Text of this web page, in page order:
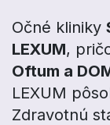
Očné kliniky
LEXUM,
Oftum a
LEXUM
Zdravotnú